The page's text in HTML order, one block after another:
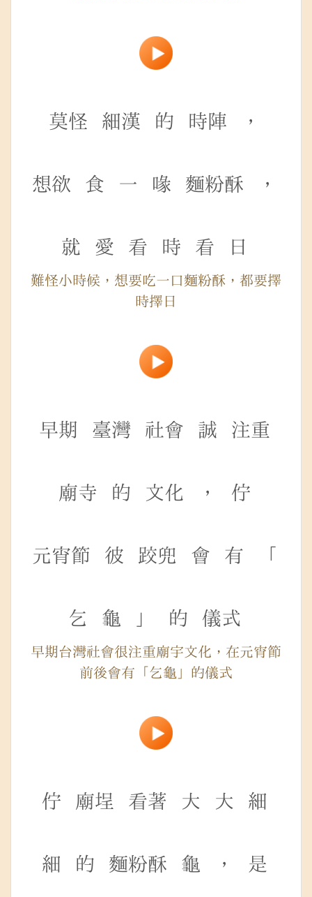
莫怪 細漢 的 時陣 ，
想欲 食 一 喙 麵粉酥 ，
就 愛 看 時 看 日
難怪小時候，想要吃一口麵粉酥，都要擇
時擇日
早期 臺灣 社會 誠 注重
廟寺 的 文化 ， 佇
元宵節 彼 跤兜 會 有
乞 龜 」 的 儀式
早期台灣社會很注重廟宇文化，在元宵節
前後會有「乞龜」的儀式
佇 廟埕 看著 大 大 細
細 的 麵粉酥 龜 ， 是